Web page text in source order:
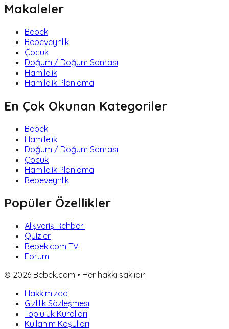
Makaleler
Bebek
Bebeveynlik
Çocuk
Doğum / Doğum Sonrası
Hamilelik
Hamilelik Planlama
En Çok Okunan Kategoriler
Bebek
Hamilelik
Doğum / Doğum Sonrası
Çocuk
Hamilelik Planlama
Bebeveynlik
Popüler Özellikler
Alışveriş Rehberi
Quizler
Bebek.com TV
Forum
© 2026 Bebek.com • Her hakkı saklıdır.
Hakkımızda
Gizlilik Sözleşmesi
Topluluk Kuralları
Kullanım Koşulları